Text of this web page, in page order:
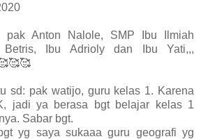
Anton Nalole, SMP Ibu Ilmiah
Ibu Adrioly dan Ibu Yati,,,
sd: pak watijo, guru kelas 1. Karena
jadi ya berasa bgt belajar kelas 1
Sabar bgt.
yg saya sukaaa guru geografi yg